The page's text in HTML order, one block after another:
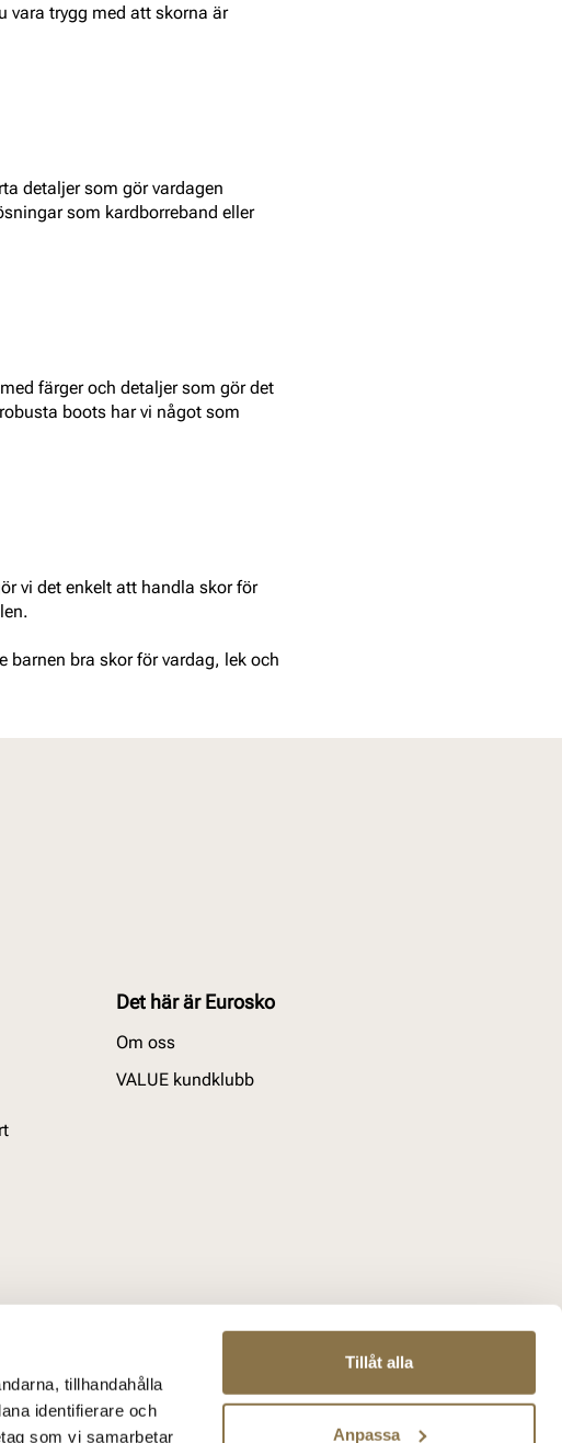
tillhandahålla
identifierare och
som vi samarbetar
Tillåt alla
Anpassa
vara trygg med att skorna är
detaljer som gör vardagen
som kardborreband eller
färger och detaljer som gör det
boots har vi något som
vi det enkelt att handla skor för
barnen bra skor för vardag, lek och
Det här är Eurosko
Om oss
VALUE kundklubb